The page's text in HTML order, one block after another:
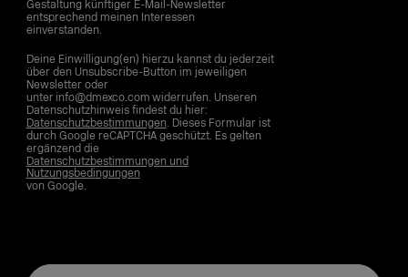
Gestaltung künftiger E-Mail-Newsletter
entsprechend meinen Interessen
einverstanden.
Deine Einwilligung(en) hierzu kannst du jederzeit
über den Unsubscribe-Button im jeweiligen
Newsletter oder
unter info@dmexco.com widerrufen. Unseren
Datenschutzhinweis findest du hier:
Datenschutzbestimmungen. Dieses Formular ist
durch Google reCAPTCHA geschützt. Es gelten
ergänzend die
Datenschutzbestimmungen und
Nutzungsbedingungen
von Google.